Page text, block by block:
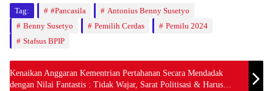
Tag: #Pancasila
Antonius Benny Susetyo
Benny Susetyo
Pemilih Cerdas
Pemilu 2024
Stafsus BPIP
Kenaikan Anggaran Kementrian Pertahanan Secara Mendadak
dengan Nilai Fantastis : Tidak Wajar, Sarat Politisasi & Harus